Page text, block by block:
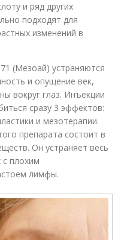
и ряд других
подходят для
изменений в
(Мезоай) устраняются
и опущение век,
вокруг глаз. Инъекции
сразу 3 эффектов:
и мезотерапии.
препарата состоит в
Он устраняет весь
с плохим
лимфы.